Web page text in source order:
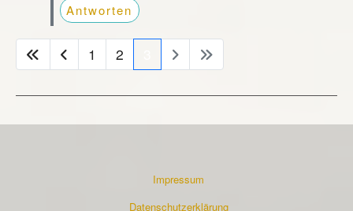
Antworten
1 2
Impressum
Datenschutzerklärung